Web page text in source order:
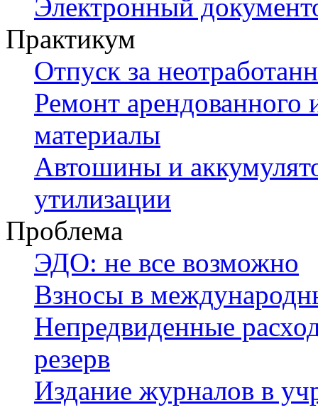
Электронный
Практикум
Отпуск за
Ремонт арендованного
материалы
Автошины и
утилизации
Проблема
ЭДО: не все возможно
Взносы в
Непредвиденные
резерв
Издание журналов в